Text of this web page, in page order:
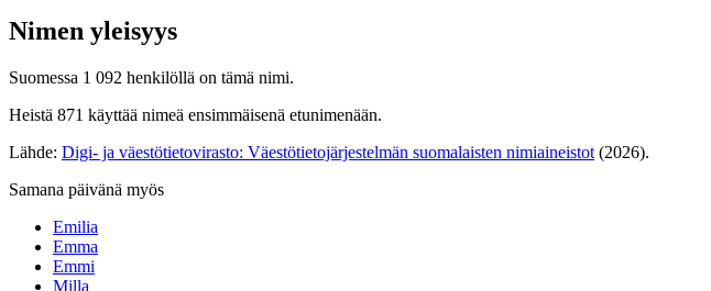
Nimen yleisyys
Suomessa 1 092 henkilöllä on tämä nimi.
Heistä 871 käyttää nimeä ensimmäisenä etunimenään.
Lähde: Digi- ja väestötietovirasto: Väestötietojärjestelmän suomalaisten nimiaineistot (2026).
Samana päivänä myös
Emilia
Emma
Emmi
Milla